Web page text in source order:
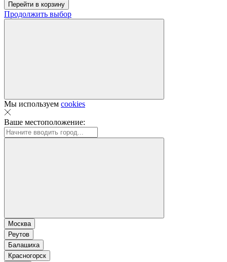
Перейти в корзину
Продолжить выбор
Мы используем cookies
Ваше местоположение:
Москва
Реутов
Балашиха
Красногорск